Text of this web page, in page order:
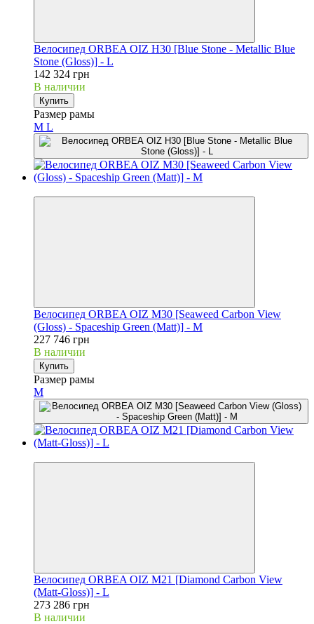
Велосипед ORBEA OIZ H30 [Blue Stone - Metallic Blue
Stone (Gloss)] - L
142 324 грн
В наличии
Купить
Размер рамы
M L
Велосипед ORBEA OIZ M30 [Seaweed Carbon View
(Gloss) - Spaceship Green (Matt)] - M
227 746 грн
В наличии
Купить
Размер рамы
M
Велосипед ORBEA OIZ M21 [Diamond Carbon View
(Matt-Gloss)] - L
273 286 грн
В наличии